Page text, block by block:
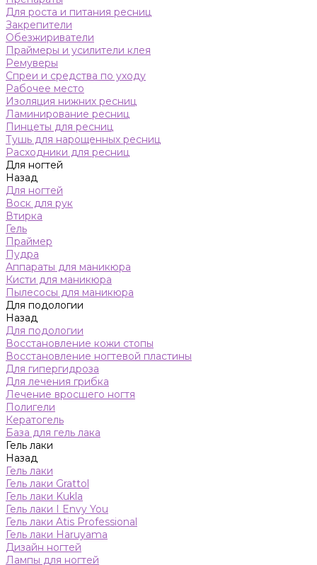
Для роста и питания ресниц
Закрепители
Обезжириватели
Праймеры и усилители клея
Ремуверы
Спреи и средства по уходу
Рабочее место
Изоляция нижних ресниц
Ламинирование ресниц
Пинцеты для ресниц
Тушь для нарощенных ресниц
Расходники для ресниц
Для ногтей
Назад
Для ногтей
Воск для рук
Втирка
Гель
Праймер
Пудра
Аппараты для маникюра
Кисти для маникюра
Пылесосы для маникюра
Для подологии
Назад
Для подологии
Восстановление кожи стопы
Восстановление ногтевой пластины
Для гипергидроза
Для лечения грибка
Лечение вросшего ногтя
Полигели
Кератогель
База для гель лака
Гель лаки
Назад
Гель лаки
Гель лаки Grattol
Гель лаки Kukla
Гель лаки I Envy You
Гель лаки Atis Professional
Гель лаки Haruyama
Дизайн ногтей
Лампы для ногтей